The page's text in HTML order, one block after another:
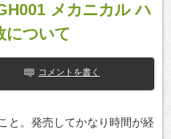
メカニカル ハ
について
コメントを書く
と。発売してかなり時間が経